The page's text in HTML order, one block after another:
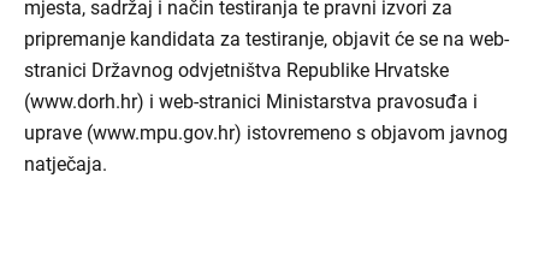
mjesta, sadržaj i način testiranja te pravni izvori za
pripremanje kandidata za testiranje, objavit će se na web-
stranici Državnog odvjetništva Republike Hrvatske
(www.dorh.hr) i web-stranici Ministarstva pravosuđa i
uprave (www.mpu.gov.hr) istovremeno s objavom javnog
natječaja.